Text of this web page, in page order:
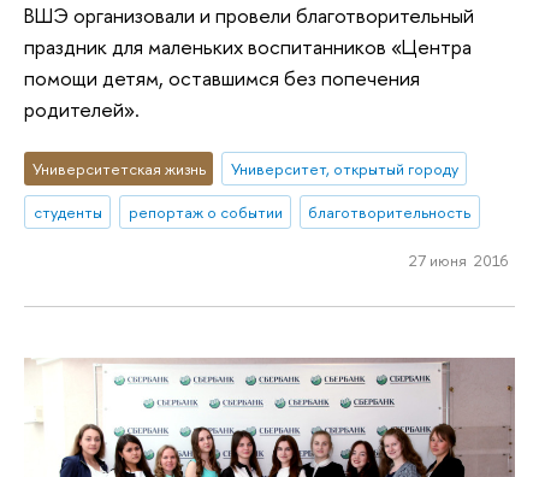
ВШЭ организовали и провели благотворительный
праздник для маленьких воспитанников «Центра
помощи детям, оставшимся без попечения
родителей».
Университетская жизнь
Университет, открытый городу
студенты
репортаж о событии благотворительность
27 июня 2016